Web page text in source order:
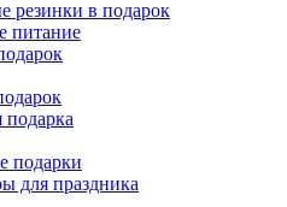
резинки в подарок
питание
подарка
подарки
для праздника